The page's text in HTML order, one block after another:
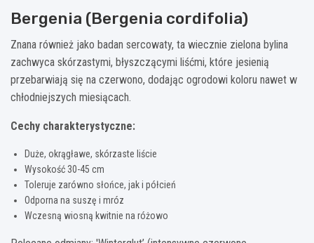
Bergenia (Bergenia cordifolia)
Znana również jako badan sercowaty, ta wiecznie zielona bylina
zachwyca skórzastymi, błyszczącymi liśćmi, które jesienią
przebarwiają się na czerwono, dodając ogrodowi koloru nawet w
chłodniejszych miesiącach.
Cechy charakterystyczne:
Duże, okrągławe, skórzaste liście
Wysokość 30-45 cm
Toleruje zarówno słońce, jak i półcień
Odporna na suszę i mróz
Wczesną wiosną kwitnie na różowo